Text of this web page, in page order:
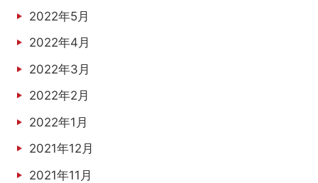
2022年5月
2022年4月
2022年3月
2022年2月
2022年1月
2021年12月
2021年11月